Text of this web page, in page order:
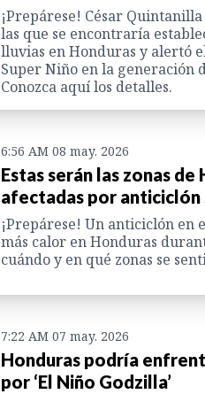
¡Prepárese! César
las que se encontraría
lluvias en Honduras y alertó
Super Niño en la generación
Conozca aquí los detalles.
6:56 AM 08 may. 2026
Estas serán las zonas de
afectadas por anticiclón
¡Prepárese! Un anticiclón en
más calor en Honduras
cuándo y en qué zonas se
7:22 AM 07 may. 2026
Honduras podría
por ‘El Niño Godzilla’